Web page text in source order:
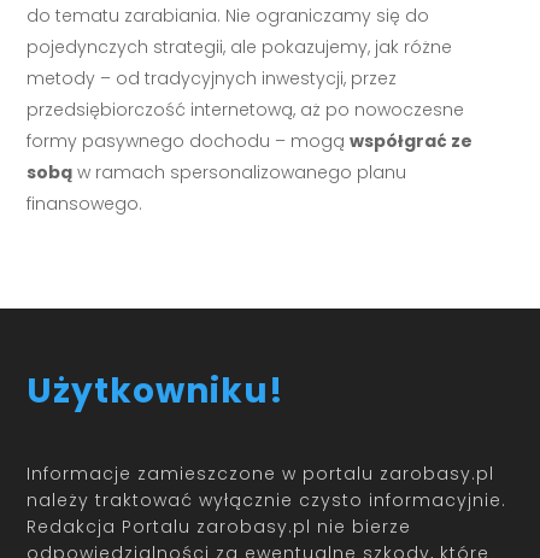
do tematu zarabiania. Nie ograniczamy się do
pojedynczych strategii, ale pokazujemy, jak różne
metody – od tradycyjnych inwestycji, przez
przedsiębiorczość internetową, aż po nowoczesne
formy pasywnego dochodu – mogąwspółgrać ze
sobą w ramach spersonalizowanego planu
finansowego.
Użytkowniku!
Informacje zamieszczone w portalu zarobasy.pl
należy traktować wyłącznie czysto informacyjnie.
Redakcja Portalu zarobasy.pl nie bierze